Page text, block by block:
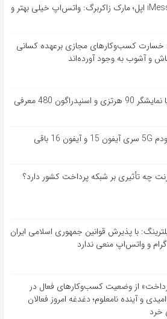
کارزار تبلیغاتی متا علیه iMessage اپل؛ مارک زاکربرگ: واتس‌اپ خیلی بهتر و
خسارت کسب‌وکارهای مجازی برعهده کسانی
و آشوب به وجود آورده‌اند
گوشی اقتصادی آنر پلی 6C با نمایشگر 90 هرتزی و اسنپدراگون 480 معرفی
کوالکام احتمالا تامین‌کننده مودم 5G سری آیفون 15 و آیفون 16 باقی
چه تأثیری بر شبکه پرداخت کشور دارد؟
با پذیرش قوانین جمهوری اسلامی ایران
و واتس‌اپ منعی ندارد
از وضعیت کسب‌وکارهای فعال در
و آینده نامعلوم؛ دغدغه امروز فعالان
خرد